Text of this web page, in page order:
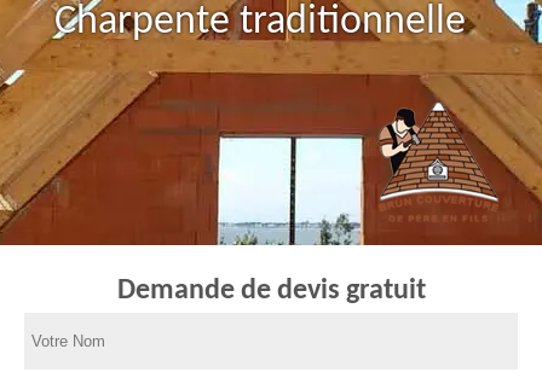
Charpente traditionnelle
Demande de devis gratuit